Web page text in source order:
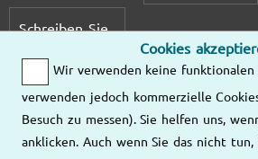
Cookies
Wir verwenden keine funktionalen
verwenden jedoch kommerzielle
Besuch zu messen). Sie helfen uns,
anklicken. Auch wenn Sie das nicht tun,
Schreiben Sie